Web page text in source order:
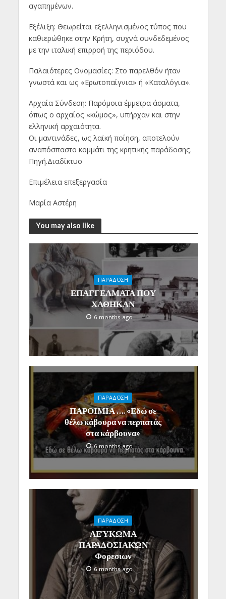
αγαπημένων.
Εξέλιξη: Θεωρείται εξελληνισμένος τύπος που
καθιερώθηκε στην Κρήτη, συχνά συνδεδεμένος
με την ιταλική επιρροή της περιόδου.
Παλαιότερες Ονομασίες: Στο παρελθόν ήταν
γνωστά και ως «Ερωτοπαίγνια» ή «Καταλόγια».
Αρχαία Σύνδεση: Παρόμοια έμμετρα άσματα,
όπως ο αρχαίος «κώμος», υπήρχαν και στην
ελληνική αρχαιότητα.
Οι μαντινάδες, ως λαϊκή ποίηση, αποτελούν
αναπόσπαστο κομμάτι της κρητικής παράδοσης.
Πηγή.Διαδίκτυο
Επιμέλεια επεξεργασία
Μαρία Αστέρη
You may also like
ΠΑΡΑΔΟΣΗ
ΕΠΑΓΓΕΛΜΑΤΑ ΠΟΥ
ΧΑΘΗΚΑΝ
6 months ago
ΠΑΡΑΔΟΣΗ
ΠΑΡΟΙΜΙΑ …. «Εδώ σε
θέλω κάβουρα να περπατάς
στα κάρβουνα»
6 months ago
ΠΑΡΑΔΟΣΗ
ΛΕΎΚΩΜΑ
ΠΑΡΑΔΟΣΙΑΚΏΝ
Φορεσιων
6 months ago